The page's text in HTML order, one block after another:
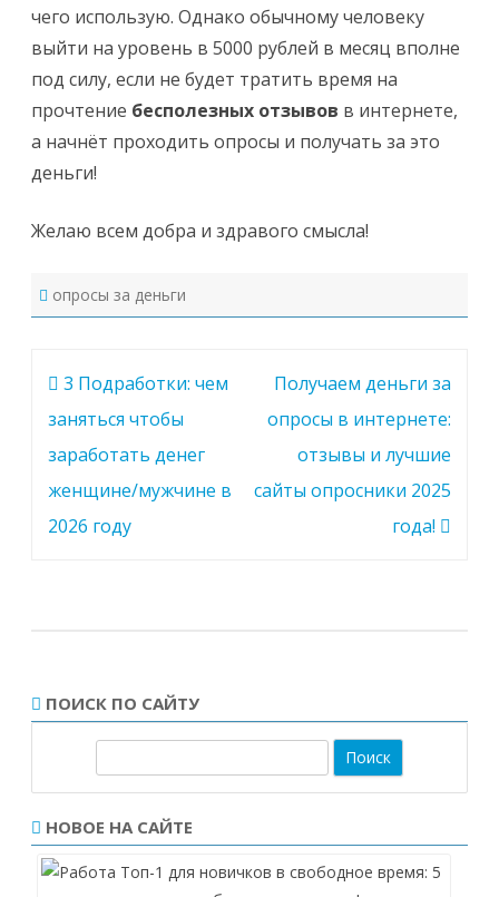
чего использую. Однако обычному человеку
выйти на уровень в 5000 рублей в месяц вполне
под силу, если не будет тратить время на
прочтение бесполезных отзывов в интернете,
а начнёт проходить опросы и получать за это
деньги!
Желаю всем добра и здравого смысла!
опросы за деньги
Навигация
по
записям
3 Подработки: чем
заняться чтобы
заработать денег
женщине/мужчине в
2026 году
Получаем деньги за
опросы в интернете:
отзывы и лучшие
сайты опросники 2025
года!
ПОИСК ПО САЙТУ
с НОВОЕ НА САЙТЕ